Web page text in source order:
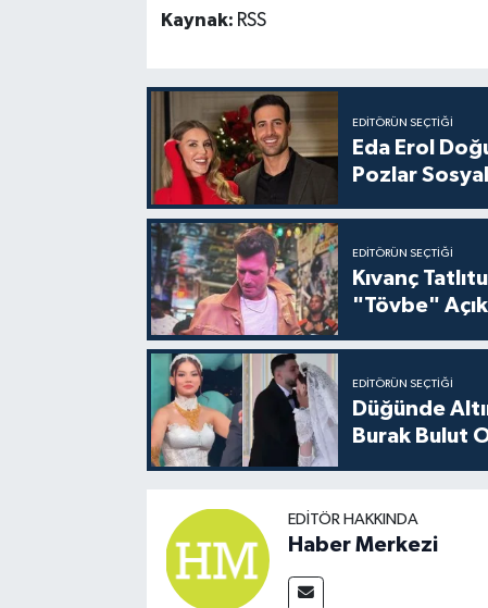
Kaynak: RSS
EDITÖRÜN SEÇTIĞI
Eda Erol
Pozlar
EDITÖRÜN SEÇTIĞI
Kıvanç
"Tövbe"
EDITÖRÜN SEÇTIĞI
Düğünde
Burak Bulut
EDITÖR HAKKINDA
Haber Merkezi